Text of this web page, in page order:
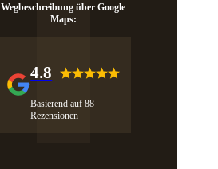
Wegbeschreibung über Google
Maps:
4.8
Basierend auf 88
Rezensionen